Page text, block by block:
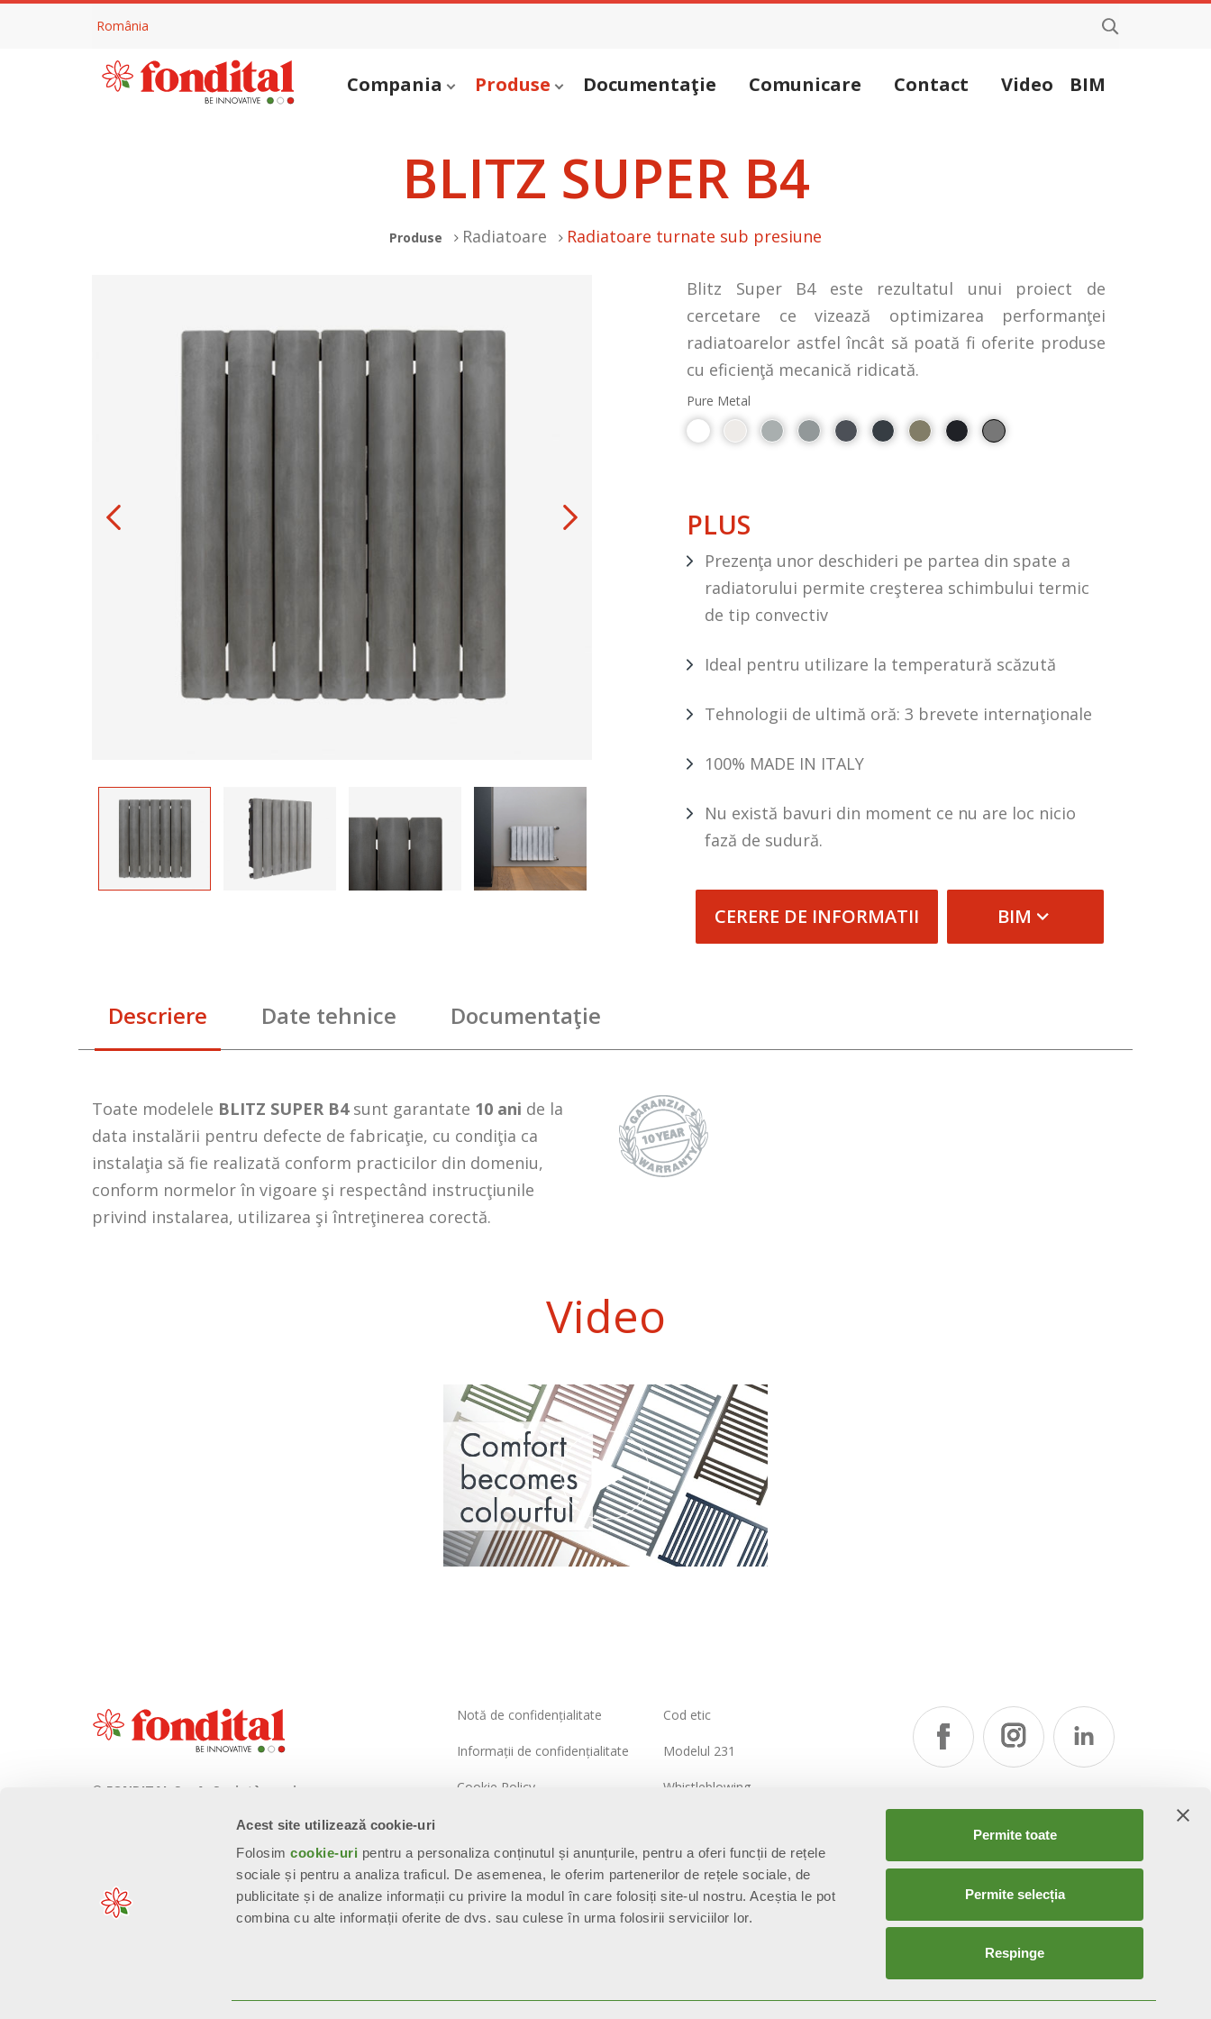
Acest site utilizează cookie-uri
Folosimcookie-uri pentru a personaliza conținutul și anunțurile, pentru a oferi funcții de rețele
sociale și pentru a analiza traficul. De asemenea, le oferim partenerilor de rețele sociale, de
publicitate și de analize informații cu privire la modul în care folosiți site-ul nostru. Aceștia le pot
combina cu alte informații oferite de dvs. sau culese în urma folosirii serviciilor lor.
Permite toate
Permite selecția
Respinge
România
Compania Produse Documentaţie Comunicare Contact Video BIM
BLITZ SUPER B4
Produse Radiatoare Radiatoare turnate sub presiune
Blitz Super B4 este rezultatul unui proiect de
cercetare ce vizează optimizarea performanţei
radiatoarelor astfel încât să poată fi oferite produse
cu eficienţă mecanică ridicată.
Pure Metal
PLUS
Prezenţa unor deschideri pe partea din spate a
radiatorului permite creşterea schimbului termic
de tip convectiv
Ideal pentru utilizare la temperatură scăzută
Tehnologii de ultimă oră: 3 brevete internaţionale
100% MADE IN ITALY
Nu există bavuri din moment ce nu are loc nicio
fază de sudură.
CERERE DE INFORMATII BIM
Descriere Date tehnice Documentaţie
Toate modelele BLITZ SUPER B4sunt garantate 10 ani de la
data instalării pentru defecte de fabricaţie, cu condiţia ca
instalaţia să fie realizată conform practicilor din domeniu,
conform normelor în vigoare şi respectând instrucţiunile
privind instalarea, utilizarea şi întreţinerea corectă.
Video
© FONDITAL S.p.A. Società a unico
Sede Legale e Amministrativa
Via Cerreto, 40 - 25079 VOBARNO
Notă de confidențialitate
Informații de confidențialitate
Cookie Policy
Harta site-ului
Cod etic
Modelul 231
Whistleblowing